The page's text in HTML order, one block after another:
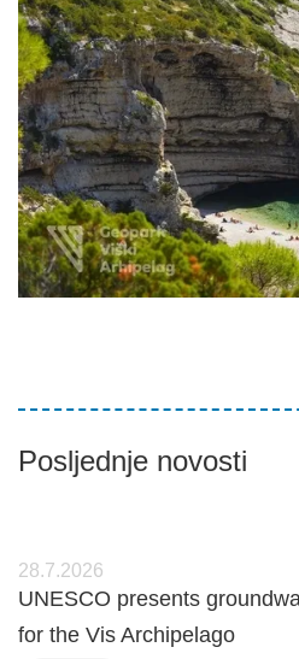
Posljednje novosti
28.7.2026
UNESCO presents
for the Vis Archipelago